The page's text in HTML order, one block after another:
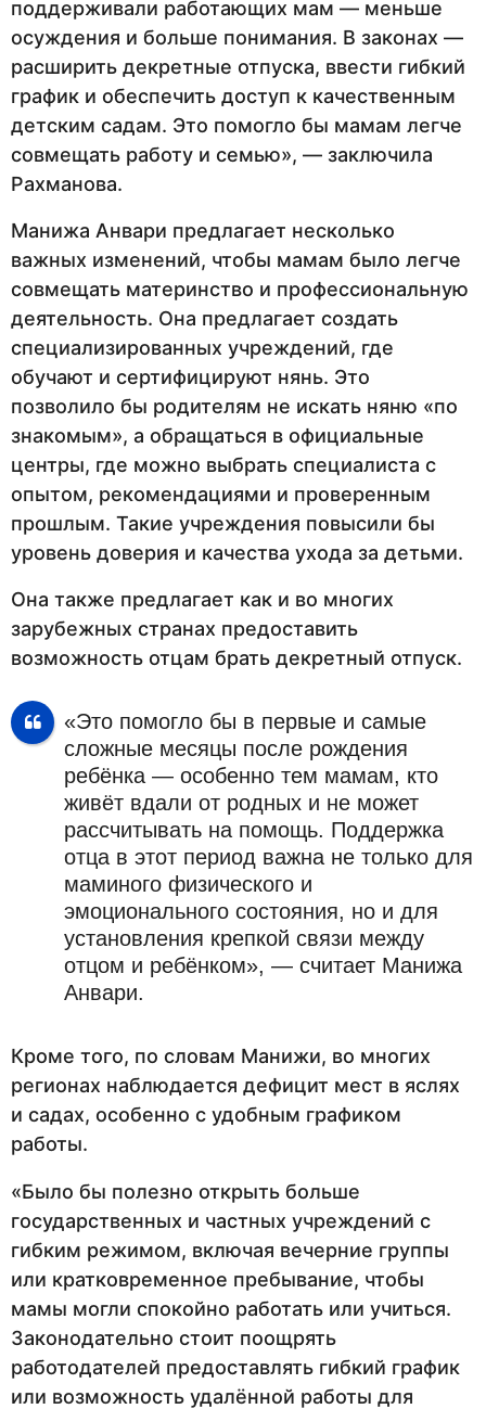
поддерживали работающих мам — меньше
осуждения и больше понимания. В законах —
расширить декретные отпуска, ввести гибкий
график и обеспечить доступ к качественным
детским садам. Это помогло бы мамам легче
совмещать работу и семью», — заключила
Рахманова.
Манижа Анвари предлагает несколько
важных изменений, чтобы мамам было легче
совмещать материнство и профессиональную
деятельность. Она предлагает создать
специализированных учреждений, где
обучают и сертифицируют нянь. Это
позволило бы родителям не искать няню «по
знакомым», а обращаться в официальные
центры, где можно выбрать специалиста с
опытом, рекомендациями и проверенным
прошлым. Такие учреждения повысили бы
уровень доверия и качества ухода за детьми.
Она также предлагает как и во многих
зарубежных странах предоставить
возможность отцам брать декретный отпуск.
«Это помогло бы в первые и самые
сложные месяцы после рождения
ребёнка — особенно тем мамам, кто
живёт вдали от родных и не может
рассчитывать на помощь. Поддержка
отца в этот период важна не только для
маминого физического и
эмоционального состояния, но и для
установления крепкой связи между
отцом и ребёнком», — считает Манижа
Анвари.
Кроме того, по словам Манижи, во многих
регионах наблюдается дефицит мест в яслях
и садах, особенно с удобным графиком
работы.
«Было бы полезно открыть больше
государственных и частных учреждений с
гибким режимом, включая вечерние группы
или кратковременное пребывание, чтобы
мамы могли спокойно работать или учиться.
Законодательно стоит поощрять
работодателей предоставлять гибкий график
или возможность удалённой работы для